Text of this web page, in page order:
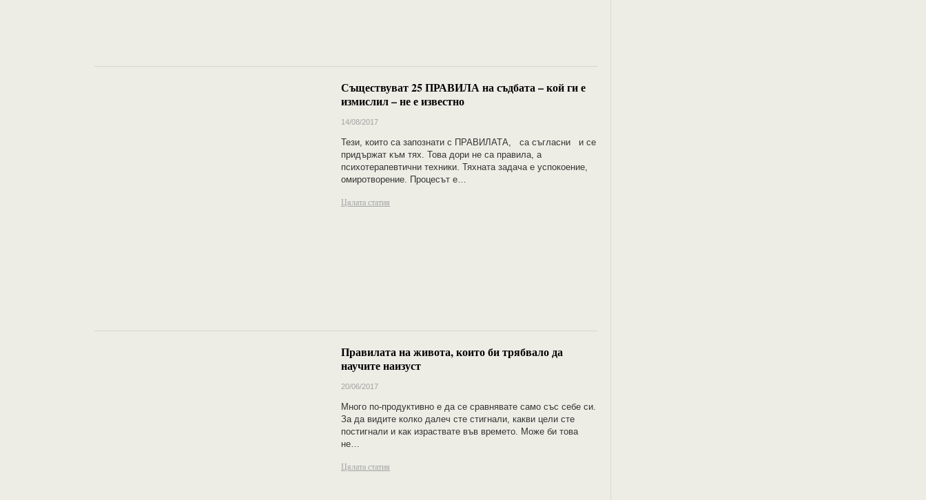
Съществуват 25 ПРАВИЛА на съдбата – кой ги е
измислил – не е известно
14/08/2017
Тези, които са запознати с ПРАВИЛАТА, са съгласни и се
придържат към тях. Това дори не са правила, а
психотерапевтични техники. Тяхната задача е успокоение,
омиротворение. Процесът е…
Цялата статия
Правилата на живота, които би трябвало да
научите наизуст
20/06/2017
Много по-продуктивно е да се сравнявате само със себе си.
За да видите колко далеч сте стигнали, какви цели сте
постигнали и как израствате във времето. Може би това
не…
Цялата статия